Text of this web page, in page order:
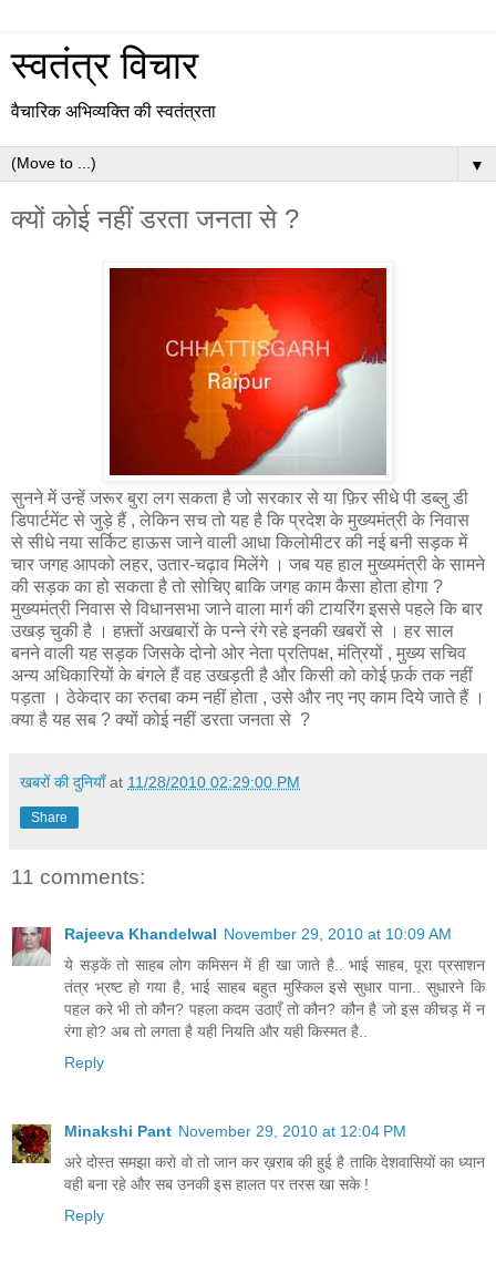
स्वतंत्र विचार
वैचारिक अभिव्यक्ति की स्वतंत्रता
▼
क्यों कोई नहीं डरता जनता से ?
सुनने में उन्हें जरूर बुरा लग सकता है जो सरकार से या फ़िर सीधे पी डब्लु डी
डिपार्टमेंट से जुड़े हैं , लेकिन सच तो यह है कि प्रदेश के मुख्यमंत्री के निवास
से सीधे नया सर्किट हाऊस जाने वाली आधा किलोमीटर की नई बनी सड़क में
चार जगह आपको लहर, उतार-चढ़ाव मिलेंगे । जब यह हाल मुख्यमंत्री के सामने
की सड़क का हो सकता है तो सोचिए बाकि जगह काम कैसा होता होगा ?
मुख्यमंत्री निवास से विधानसभा जाने वाला मार्ग की टायरिंग इससे पहले कि बार
उखड़ चुकी है । हफ़्तों अखबारों के पन्ने रंगे रहे इनकी खबरों से । हर साल
बनने वाली यह सड़क जिसके दोनो ओर नेता प्रतिपक्ष, मंत्रियों , मुख्य सचिव
अन्य अधिकारियों के बंगले हैं वह उखड़ती है और किसी को कोई फ़र्क तक नहीं
पड़ता । ठेकेदार का रुतबा कम नहीं होता , उसे और नए नए काम दिये जाते हैं ।
क्या है यह सब ? क्यों कोई नहीं डरता जनता से ?
खबरों की दुनियाँ at 11/28/2010 02:29:00 PM
Share
11 comments:
Rajeeva Khandelwal November 29, 2010 at 10:09 AM
ये सड़कें तो साहब लोग कमिसन में ही खा जाते है.. भाई साहब, पूरा प्रसाशन
तंत्र भ्रष्ट हो गया है, भाई साहब बहुत मुस्किल इसे सुधार पाना.. सुधारने कि
पहल करे भी तो कौन? पहला कदम उठाएँ तो कौन? कौन है जो इस कीचड़ में न
रंगा हो? अब तो लगता है यही नियति और यही किस्मत है..
Reply
Minakshi Pant November 29, 2010 at 12:04 PM
अरे दोस्त समझा करो वो तो जान कर ख़राब की हुई है ताकि देशवासियों का ध्यान
वही बना रहे और सब उनकी इस हालत पर तरस खा सके !
Reply